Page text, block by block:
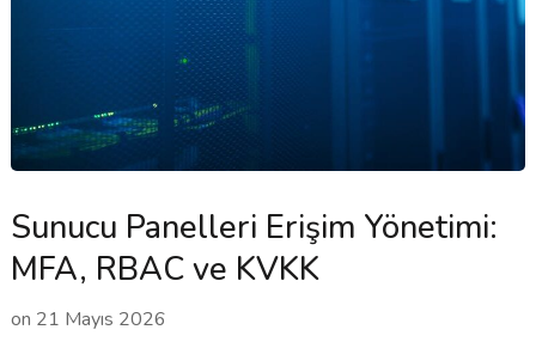
Sunucu Panelleri Erişim Yönetimi:
MFA, RBAC ve KVKK
on 21 Mayıs 2026